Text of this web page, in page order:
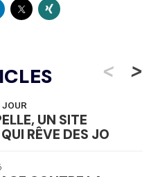
<
JOUR
UN SITE
RÊVE DES JO
>